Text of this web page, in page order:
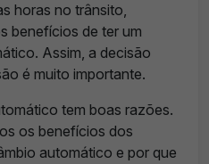
horas no trânsito,
benefícios de ter um
Assim, a decisão
é muito importante.
tem boas razões.
os benefícios dos
automático e por que